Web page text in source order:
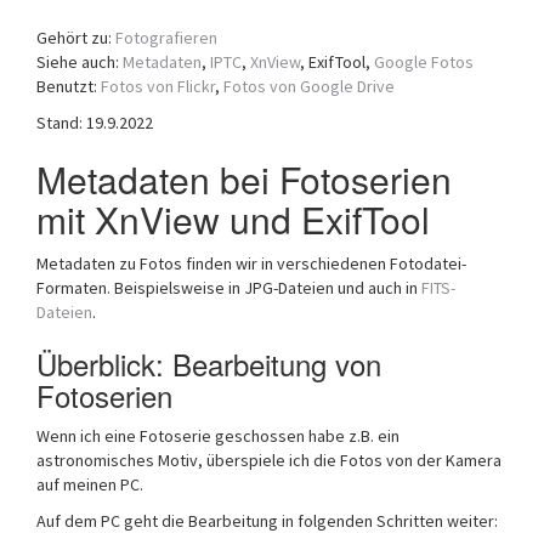
Gehört zu: Fotografieren
Siehe auch: Metadaten, IPTC, XnView, ExifTool, Google Fotos
Benutzt: Fotos von Flickr, Fotos von Google Drive
Stand: 19.9.2022
Metadaten bei Fotoserien
mit XnView und ExifTool
Metadaten zu Fotos finden wir in verschiedenen Fotodatei-
Formaten. Beispielsweise in JPG-Dateien und auch in FITS-
Dateien.
Überblick: Bearbeitung von
Fotoserien
Wenn ich eine Fotoserie geschossen habe z.B. ein
astronomisches Motiv, überspiele ich die Fotos von der Kamera
auf meinen PC.
Auf dem PC geht die Bearbeitung in folgenden Schritten weiter: